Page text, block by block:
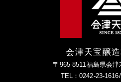
会津天宝醸
〒965-8511福島県会
TEL：0242-23-